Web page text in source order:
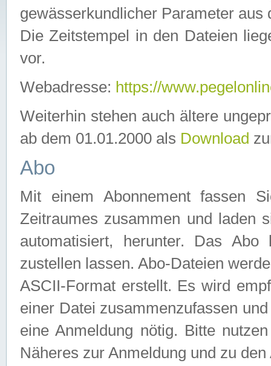
gewässerkundlicher Parameter aus
Die Zeitstempel in den Dateien
vor.
Webadresse: https://
Weiterhin stehen auch ältere
ab dem 01.01.2000 als Download
Abo
Mit einem Abonnement fassen
Zeitraumes zusammen und laden
automatisiert, herunter. Das
zustellen lassen. Abo-Dateien
ASCII-Format erstellt. Es wird
einer Datei zusammenzufassen
eine Anmeldung nötig. Bitte
Näheres zur Anmeldung und zu